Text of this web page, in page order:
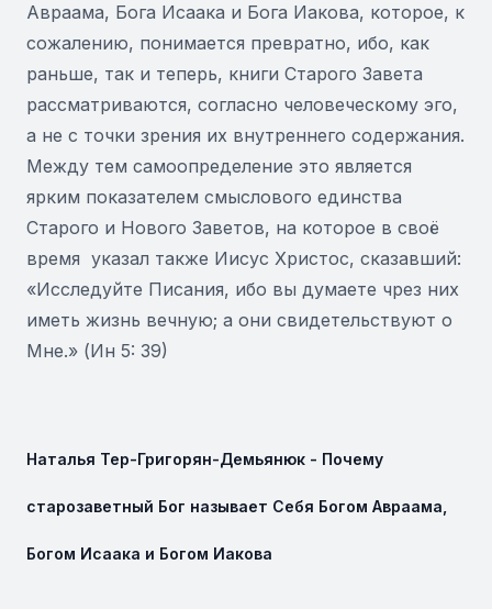
Авраама, Бога Исаака и Бога Иакова, которое, к
сожалению, понимается превратно, ибо, как
раньше, так и теперь, книги Старого Завета
рассматриваются, согласно человеческому эго,
a не с точки зрения их внутреннего содержания.
Между тем самоопределение это является
ярким показателем смыслового единства
Старого и Нового Заветов, на которое в своё
время указал также Иисус Христос, сказавший:
«Исследуйте Писания, ибо вы думаете чрез них
иметь жизнь вечную; а они свидетельствуют о
Мне.» (Ин 5: 39)
Наталья Тер-Григорян-Демьянюк - Почему
старозаветный Бог называет Себя Богом Авраама,
Богом Исаака и Богом Иакова